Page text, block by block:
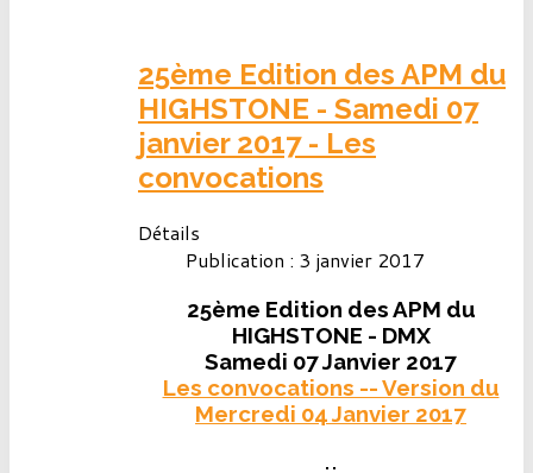
25ème Edition des APM du
HIGHSTONE - Samedi 07
janvier 2017 - Les
convocations
Détails
Publication : 3 janvier 2017
25ème Edition des APM du
HIGHSTONE - DMX
Samedi 07 Janvier 2017
Les convocations -- Version du
Mercredi 04 Janvier 2017